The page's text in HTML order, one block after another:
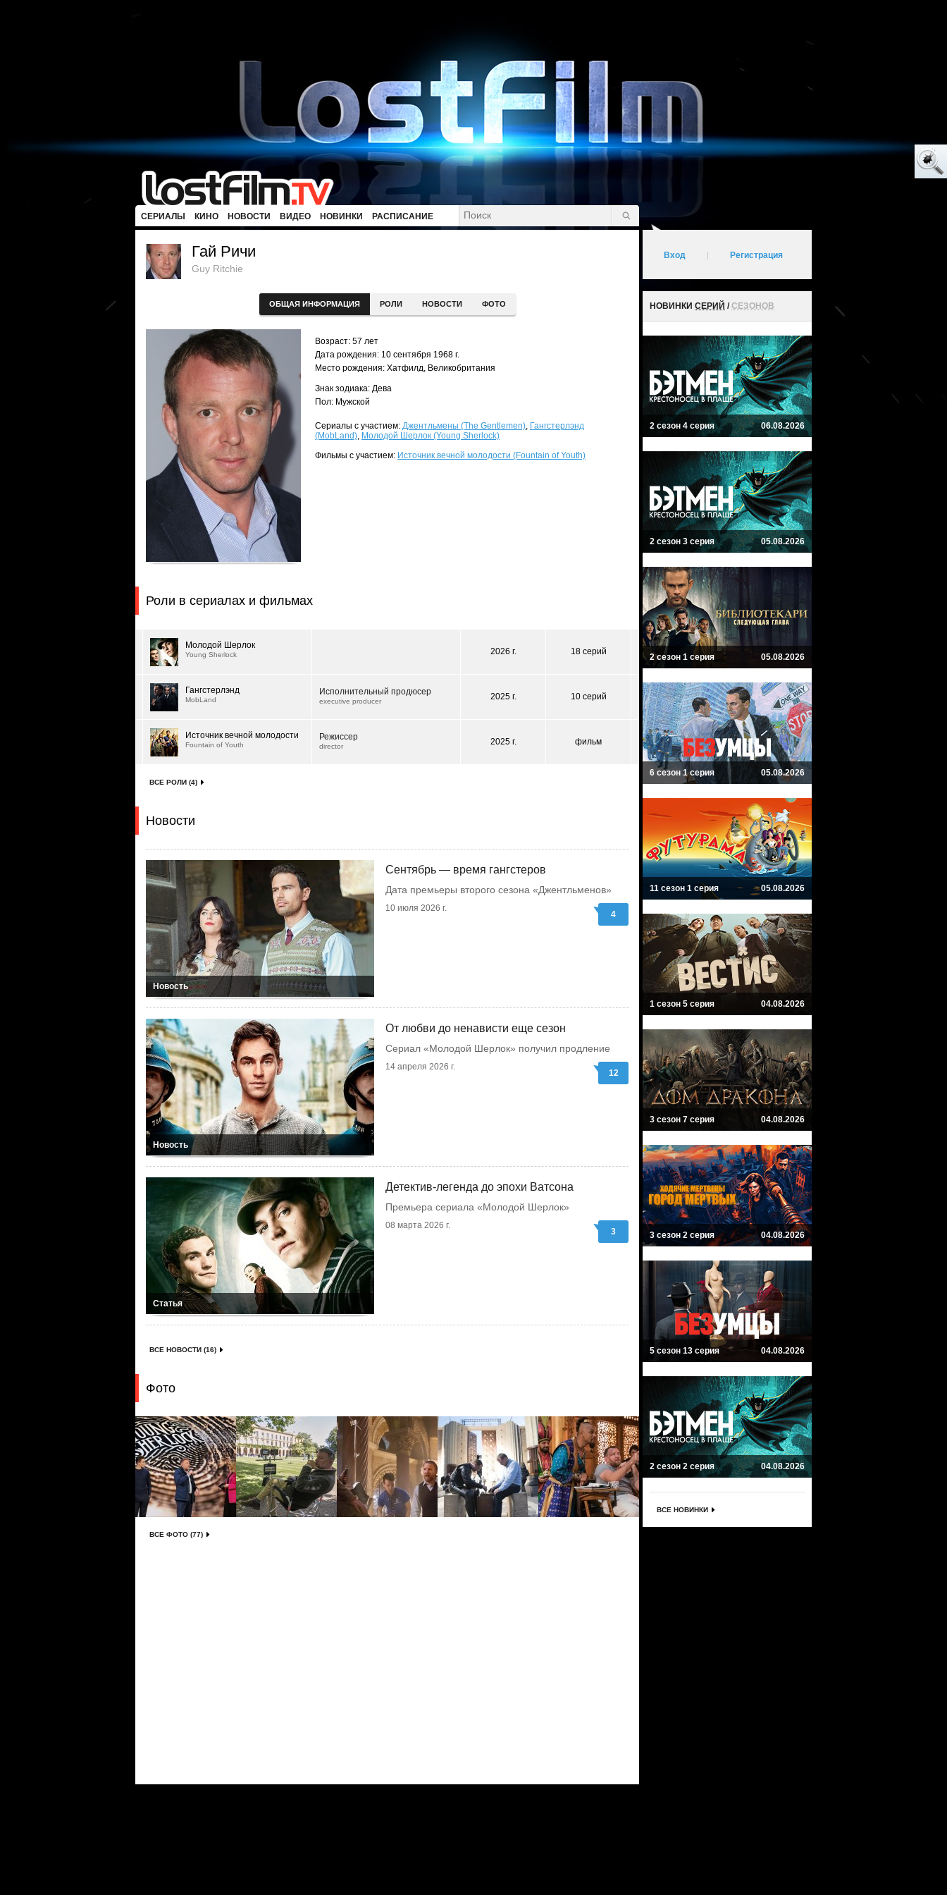
СЕРИАЛЫ КИНО НОВОСТИ ВИДЕО НОВИНКИ РАСПИСАНИЕ
Гай Ричи
Guy Ritchie
ОБЩАЯ ИНФОРМАЦИЯ РОЛИ НОВОСТИ ФОТО
Возраст: 57 лет
Дата рождения: 10 сентября 1968 г.
Место рождения: Хатфилд, Великобритания
Знак зодиака: Дева
Пол: Мужской
Сериалы с участием: Джентльмены (The Gentlemen), Гангстерлэнд
(MobLand), Молодой Шерлок (Young Sherlock)
Фильмы с участием: Источник вечной молодости (Fountain of Youth)
Роли в сериалах и фильмах
Молодой Шерлок
Young Sherlock 2026 г. 18 серий
Гангстерлэнд
MobLand
Исполнительный продюсер
executive producer 2025 г. 10 серий
Источник вечной молодости
Fountain of Youth
Режиссер
director 2025 г. фильм
ВСЕ РОЛИ (4)
Новости
Новость
Сентябрь — время гангстеров
Дата премьеры второго сезона «Джентльменов»
10 июля 2026 г.
4
Новость
От любви до ненависти еще сезон
Сериал «Молодой Шерлок» получил продление
14 апреля 2026 г.
12
Статья
Детектив-легенда до эпохи Ватсона
Премьера сериала «Молодой Шерлок»
08 марта 2026 г.
3
ВСЕ НОВОСТИ (16)
Фото
ВСЕ ФОТО (77)
Вход Регистрация
НОВИНКИ СЕРИЙ /СЕЗОНОВ
2 сезон 4 серия 06.08.2026
2 сезон 3 серия 05.08.2026
2 сезон 1 серия 05.08.2026
6 сезон 1 серия 05.08.2026
11 сезон 1 серия 05.08.2026
1 сезон 5 серия 04.08.2026
3 сезон 7 серия 04.08.2026
3 сезон 2 серия 04.08.2026
5 сезон 13 серия 04.08.2026
2 сезон 2 серия 04.08.2026
ВСЕ НОВИНКИ